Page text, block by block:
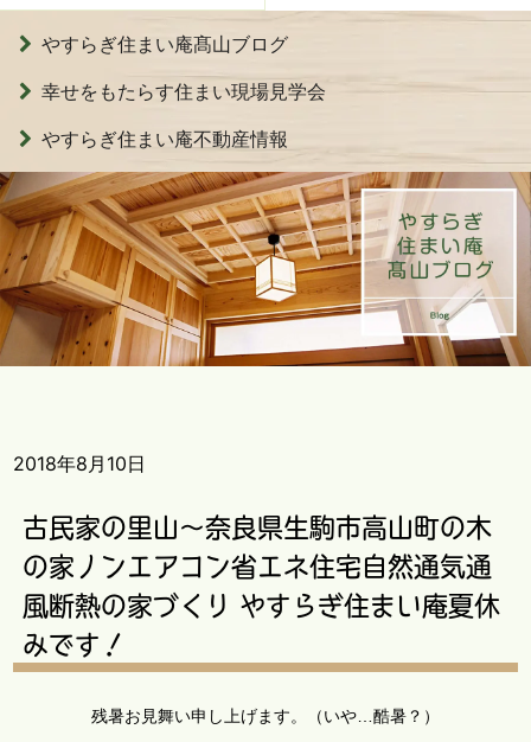
やすらぎ住まい庵髙山ブログ
幸せをもたらす住まい現場見学会
やすらぎ住まい庵不動産情報
2018年8月10日
古民家の里山～奈良県生駒市高山町の木
の家ノンエアコン省エネ住宅自然通気通
風断熱の家づくり やすらぎ住まい庵夏休
みです！
残暑お見舞い申し上げます。（いや…酷暑？）